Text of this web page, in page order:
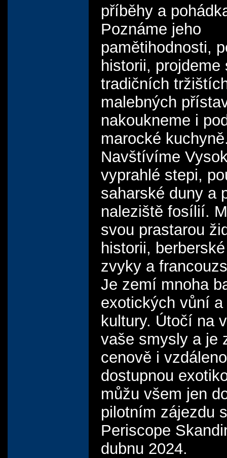
příběhy a
Poznáme jeho
pamětihodnosti,
historii, projdeme
tradičních
malebných
nakoukneme i
marocké
Navštívíme
vyprahlé stepi,
saharské duny a
naleziště fosílií.
svou prastarou
historii,
zvyky a
Je zemí mnoha
exotických vůní a
kultury. Útočí na
vaše smysly a je
cenově i
dostupnou
můžu všem jen
pilotním zájezdu
Periscope
dubnu 2024.